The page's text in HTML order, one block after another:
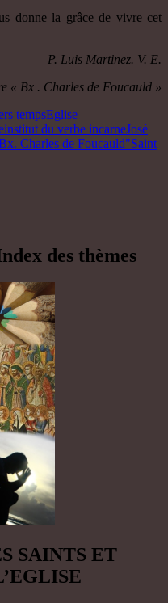
donne la grâce de vivre cet
P. Luis Martinez. V. E.
« Bx . Charles de Foucauld »
tempsEglise
institut du verbe incarneJosé
Charles de Foucauld"Saint
des thèmes
SAINTS ET